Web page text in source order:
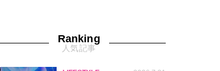
Ranking
人気記事